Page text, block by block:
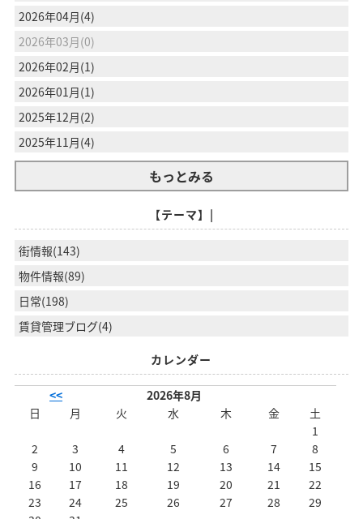
2026年04月(4)
2026年03月(0)
2026年02月(1)
2026年01月(1)
2025年12月(2)
2025年11月(4)
もっとみる
【テーマ】|
街情報(143)
物件情報(89)
日常(198)
賃貸管理ブログ(4)
カレンダー
<<
2026年8月
日
月 火 水 木 金
土
1
2
3 4 5 6 7
8
9
10 11 12 13 14
15
16
17 18 19 20 21
22
23
24 25 26 27 28
29